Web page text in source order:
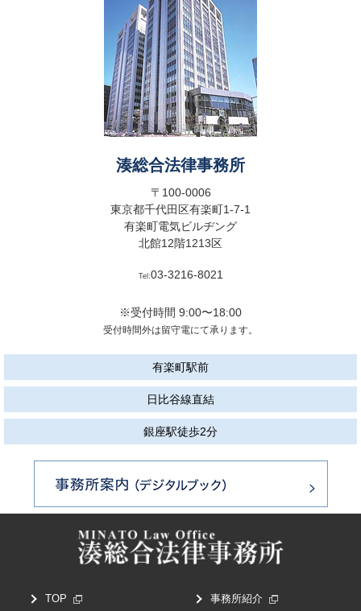
湊総合法律事務所
〒100-0006
東京都千代田区有楽町1-7-1
有楽町電気ビルヂング
北館12階1213区
Tel:03-3216-8021
※受付時間 9:00〜18:00
受付時間外は留守電にて承ります。
有楽町駅前
日比谷線直結
銀座駅徒歩2分
TOP 事務所紹介